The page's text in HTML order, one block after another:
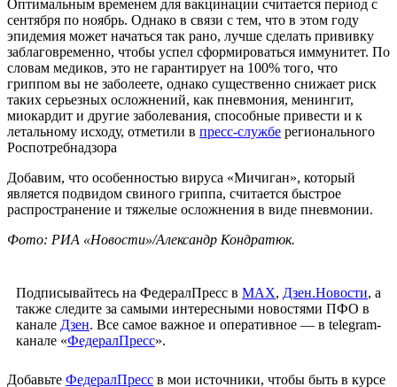
Оптимальным временем для вакцинации считается период с
сентября по ноябрь. Однако в связи с тем, что в этом году
эпидемия может начаться так рано, лучше сделать прививку
заблаговременно, чтобы успел сформироваться иммунитет. По
словам медиков, это не гарантирует на 100% того, что
гриппом вы не заболеете, однако существенно снижает риск
таких серьезных осложнений, как пневмония, менингит,
миокардит и другие заболевания, способные привести и к
летальному исходу, отметили в пресс-службе регионального
Роспотребнадзора
Добавим, что особенностью вируса «Мичиган», который
является подвидом свиного гриппа, считается быстрое
распространение и тяжелые осложнения в виде пневмонии.
Фото: РИА «Новости»/Александр Кондратюк.
Подписывайтесь на ФедералПресс в МАХ, Дзен.Новости, а
также следите за самыми интересными новостями ПФО в
канале Дзен. Все самое важное и оперативное — в telegram-
канале «ФедералПресс».
Добавьте ФедералПресс в мои источники, чтобы быть в курсе